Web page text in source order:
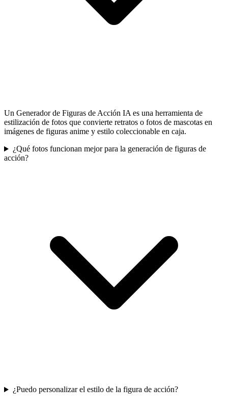
Un Generador de Figuras de Acción IA es una herramienta de
estilización de fotos que convierte retratos o fotos de mascotas en
imágenes de figuras anime y estilo coleccionable en caja.
¿Qué fotos funcionan mejor para la generación de figuras de
acción?
¿Puedo personalizar el estilo de la figura de acción?